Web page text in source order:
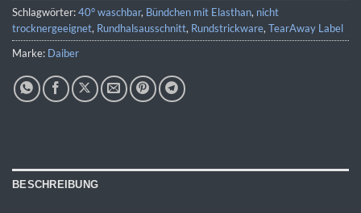
Schlagwörter:40° waschbar, Bündchen mit Elasthan, nicht
trocknergeeignet, Rundhalsausschnitt, Rundstrickware,TearAway Label
Marke: Daiber
BESCHREIBUNG